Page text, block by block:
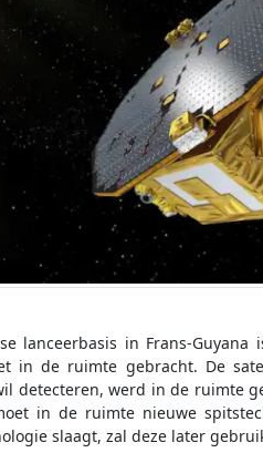
lanceerbasis in Frans-
in de ruimte gebracht. De
detecteren, werd in de ruimte
in de ruimte nieuwe
slaagt, zal deze later